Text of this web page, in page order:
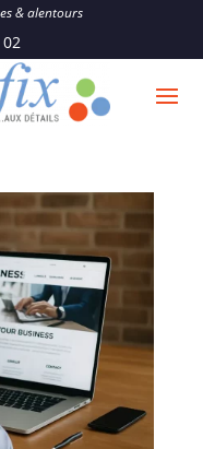
& alentours